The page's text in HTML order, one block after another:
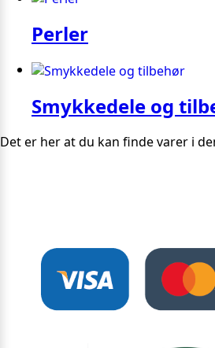
Perler
Smykkedele og
Det er her at du kan finde varer i